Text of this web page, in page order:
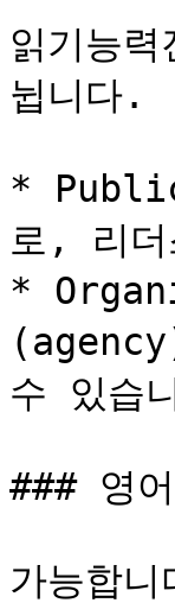
읽기능
뉩니다.
* Public
로, 리더
*
수 있습
### 영
가능합